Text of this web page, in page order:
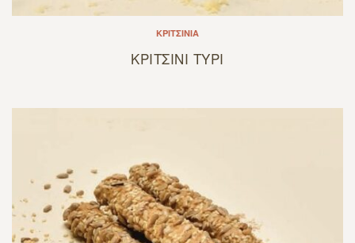
ΚΡΙΤΣΊΝΙΑ
ΚΡΙΤΣΙΝΙ ΤΥΡΙ